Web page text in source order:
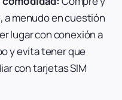
menudo en cuestión
lugar con conexión a
y evita tener que
con tarjetas SIM